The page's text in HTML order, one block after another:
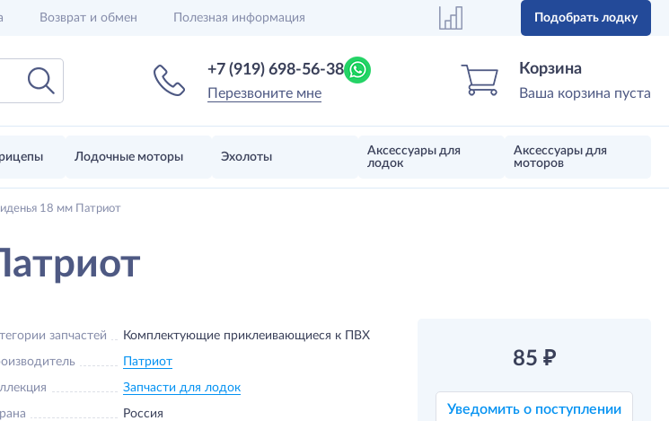
Возврат и обмен Полезная информация Подобрать лодку
Корзина
Ваша корзина пуста
+7 (919) 698-56-38
Перезвоните мне
Лодочные моторы Эхолоты
Аксессуары для
лодок
Аксессуары для
моторов
18 мм Патриот
85 ₽
Уведомить о поступлении
запчастей Комплектующие приклеивающиеся к ПВХ
Патриот
Запчасти для лодок
Россия